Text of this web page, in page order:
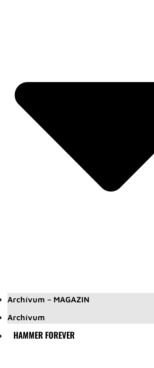
Archívum – MAGAZIN
Archívum
HAMMER FOREVER